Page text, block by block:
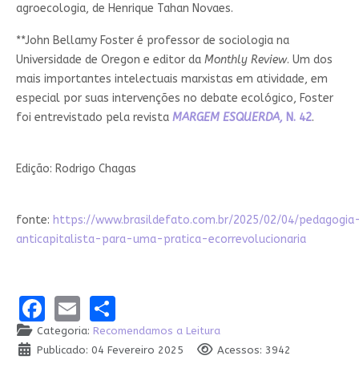
agroecologia, de Henrique Tahan Novaes.
**John Bellamy Foster é professor de sociologia na
Universidade de Oregon e editor da Monthly Review. Um dos
mais importantes intelectuais marxistas em atividade, em
especial por suas intervenções no debate ecológico, Foster
foi entrevistado pela revista MARGEM ESQUERDA, N. 42.
Edição: Rodrigo Chagas
fonte: https://www.brasildefato.com.br/2025/02/04/
anticapitalista-para-uma-pratica-ecorrevolucionaria
Facebook
EmailShare
Categoria: Recomendamos a Leitura
Publicado: 04 Fevereiro 2025
Acessos: 3942